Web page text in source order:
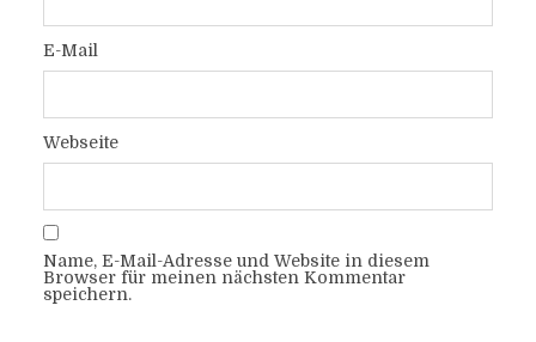
E-Mail
Webseite
Name, E-Mail-Adresse und Website in diesem
Browser für meinen nächsten Kommentar
speichern.